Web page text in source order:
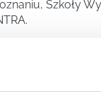
Szkoły
z
Group.
i selekcji,